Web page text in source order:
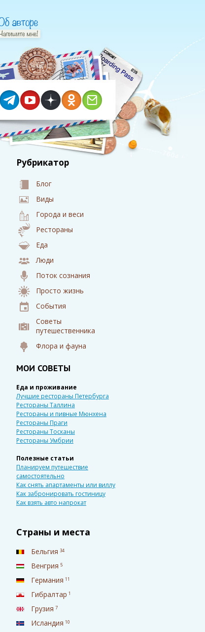
Рубрикатор
Блог
Виды
Города и веси
Рестораны
Еда
Люди
Поток сознания
Просто жизнь
События
Советы
путешественника
Флора и фауна
МОИ СОВЕТЫ
Еда и проживание
Лучшие рестораны Петербурга
Рестораны Таллина
Рестораны и пивные Мюнхена
Рестораны Праги
Рестораны Тосканы
Рестораны Умбрии
Полезные статьи
Планируем путешествие
самостоятельно
Как снять апартаменты или виллу
Как забронировать гостиницу
Как взять авто напрокат
Страны и места
Бельгия 34
Венгрия 5
Германия 11
Гибралтар 1
Грузия 7
Исландия 10